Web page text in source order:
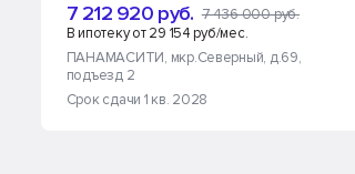
7 212 920 руб. 7 436 000 руб.
В ипотеку от 29 154 руб/мес.
ПАНАМАСИТИ, мкр.Северный, д.69,
подъезд 2
Срок сдачи 1 кв. 2028